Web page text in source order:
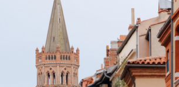
повідомляйте мене про новини, події та
розсилку, ви погоджуєтесь зПравилами
конфіденційностіта даєте згоду на
cookie і передачу своїх персональних